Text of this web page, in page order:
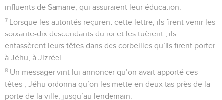
influents de Samarie, qui assuraient leur éducation.
7 Lorsque les autorités reçurent cette lettre, ils firent venir les
soixante-dix descendants du roi et les tuèrent ; ils
entassèrent leurs têtes dans des corbeilles qu’ils firent porter
à Jéhu, à Jizréel.
8 Un messager vint lui annoncer qu’on avait apporté ces
têtes ; Jéhu ordonna qu’on les mette en deux tas près de la
porte de la ville, jusqu’au lendemain.